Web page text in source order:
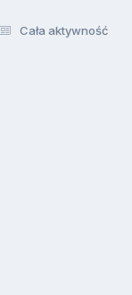
Cała aktywność